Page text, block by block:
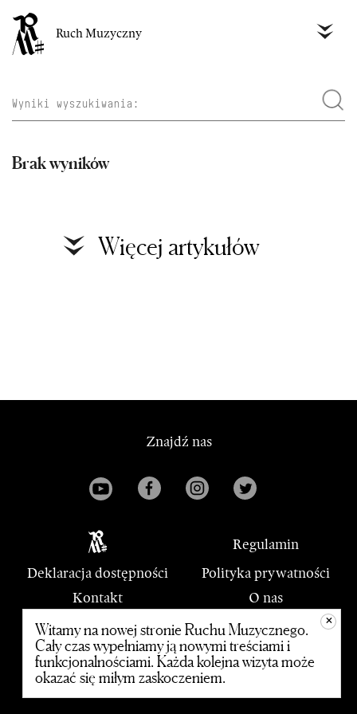
Ruch Muzyczny
Brak wyników
Więcej artykułów
Znajdź nas
Regulamin
Deklaracja dostępności
Polityka prywatności
Kontakt
O nas
PWM
© 2020 Polskie Wydawnictwo Muzyczne
+
Witamy na nowej stronie Ruchu Muzycznego.
Cały czas wypełniamy ją nowymi treściami i
funkcjonalnościami. Każda kolejna wizyta może
okazać się miłym zaskoczeniem.